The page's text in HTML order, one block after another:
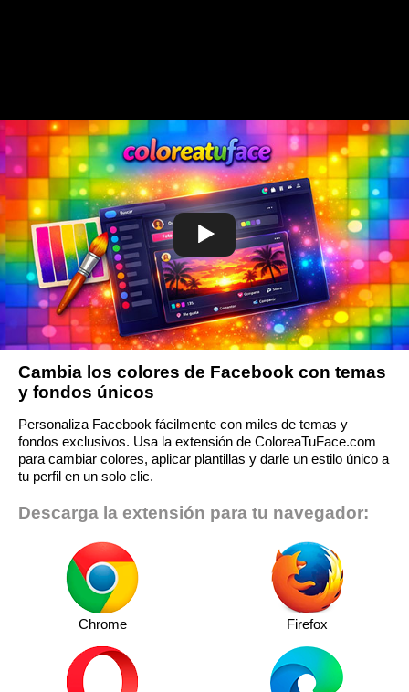
Cambia los colores de Facebook con temas
y fondos únicos
Personaliza Facebook fácilmente con miles de temas y
fondos exclusivos. Usa la extensión de ColoreaTuFace.com
para cambiar colores, aplicar plantillas y darle un estilo único a
tu perfil en un solo clic.
Descarga la extensión para tu navegador:
Chrome Firefox